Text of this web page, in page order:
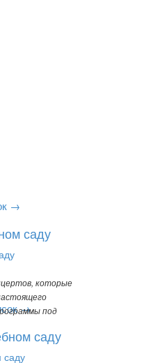
→
саду
→
саду
которые
под